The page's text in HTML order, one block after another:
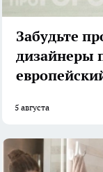
Забудьте
дизайнеры
5 августа